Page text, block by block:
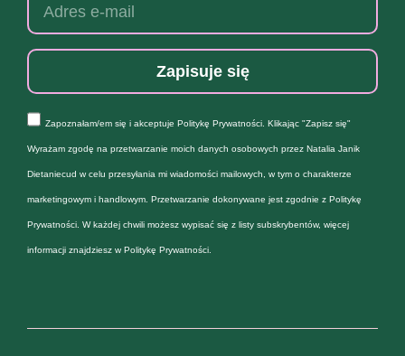
Zapoznałam/em się i akceptuje Politykę Prywatności . Klikając "Zapisz się"
Wyrażam zgodę na przetwarzanie moich danych osobowych przez Natalia Janik
Dietaniecud w celu przesyłania mi wiadomości mailowych, w tym o charakterze
marketingowym i handlowym. Przetwarzanie dokonywane jest zgodnie z Politykę
Prywatności . W każdej chwili możesz wypisać się z listy subskrybentów, więcej
informacji znajdziesz w Politykę Prywatności
Zapisuje się